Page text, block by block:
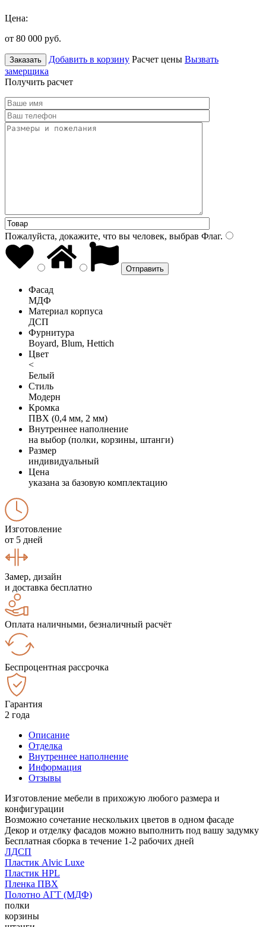
Цена:
от 80 000 руб.
Заказать Добавить в корзину Расчет цены Вызвать
замерщика
Получить расчет
Пожалуйста, докажите, что вы человек, выбрав Флаг.
Фасад
МДФ
Материал корпуса
ДСП
Фурнитура
Boyard, Blum, Hettich
Цвет
<
Белый
Стиль
Модерн
Кромка
ПВХ (0,4 мм, 2 мм)
Внутреннее наполнение
на выбор (полки, корзины, штанги)
Размер
индивидуальный
Цена
указана за базовую комплектацию
Изготовление
от 5 дней
Замер, дизайн
и доставка бесплатно
Оплата наличными, безналичный расчёт
Беспроцентная рассрочка
Гарантия
2 года
Описание
Отделка
Внутреннее наполнение
Информация
Отзывы
Изготовление мебели в прихожую любого размера и
конфигурации
Возможно сочетание нескольких цветов в одном фасаде
Декор и отделку фасадов можно выполнить под вашу задумку
Бесплатная сборка в течение 1-2 рабочих дней
ЛДСП
Пластик Alvic Luxe
Пластик HPL
Пленка ПВХ
Полотно АГТ (МДФ)
полки
корзины